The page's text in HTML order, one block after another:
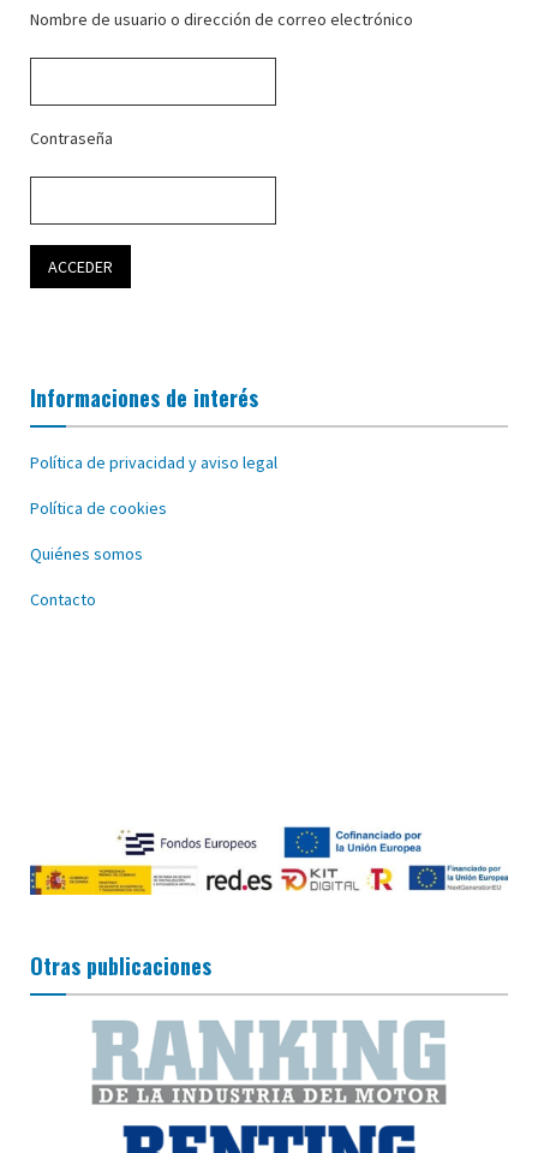
Nombre de usuario o dirección de correo electrónico
Contraseña
Informaciones de interés
Política de privacidad y aviso legal
Política de cookies
Quiénes somos
Contacto
Otras publicaciones